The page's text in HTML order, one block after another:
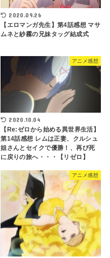
2020.09.26
【エロマンガ先生】第4話感想 マサ
ムネと紗霧の兄妹タッグ結成式
アニメ感想
2020.10.04
【Re:ゼロから始める異世界生活】
第14話感想 レムは正妻、クルシュ
姐さんとセイクで優勝！、再び死
に戻りの旅へ・・・【リゼロ】
アニメ感想